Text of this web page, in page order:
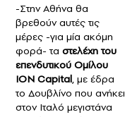
-Στην Αθήνα θα
βρεθούν αυτές τις
μέρες -για μία ακόμη
φορά- τα στελέχη του
επενδυτικού Ομίλου
ION Capital, με έδρα
το Δουβλίνο που ανήκει
στον Ιταλό μεγιστάνα